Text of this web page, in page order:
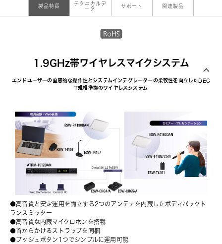
製品特長
テクニカルデ
ータ
サポート 関連製品
1.9GHz帯ワイヤレスマイクシステム
エンドユーザーの直感的な操作性とシステムインテグレーターの柔軟性を両立したDEC
T規格準拠のワイヤレスシステム
●高音質と安定運用を両立する2つのアンテナを内蔵したボディパックト
ランスミッター
●高音質な内蔵マイクロホンを搭載
●首からかけるストラップを同梱
●プッシュボタン1つでシンプルに運用可能